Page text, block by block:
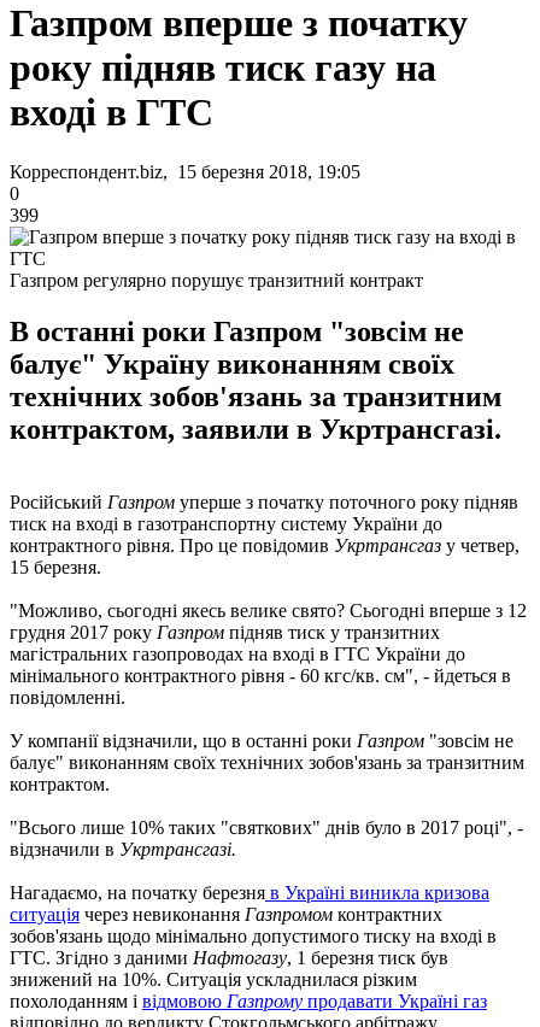
Газпром вперше з початку
року підняв тиск газу на
вході в ГТС
Корреспондент.biz, 15 березня 2018, 19:05
0
399
Газпром регулярно порушує транзитний контракт
В останні роки Газпром "зовсім не
балує" Україну виконанням своїх
технічних зобов'язань за транзитним
контрактом, заявили в Укртрансгазі.
Російський Газпром уперше з початку поточного року підняв
тиск на вході в газотранспортну систему України до
контрактного рівня. Про це повідомив Укртрансгаз у четвер,
15 березня.
"Можливо, сьогодні якесь велике свято? Сьогодні вперше з 12
грудня 2017 року Газпром підняв тиск у транзитних
магістральних газопроводах на вході в ГТС України до
мінімального контрактного рівня - 60 кгс/кв. см", - йдеться в
повідомленні.
У компанії відзначили, що в останні роки Газпром "зовсім не
балує" виконанням своїх технічних зобов'язань за транзитним
контрактом.
"Всього лише 10% таких "святкових" днів було в 2017 році", -
відзначили в Укртрансгазі.
Нагадаємо, на початку березня в Україні виникла кризова
ситуація через невиконання Газпромом контрактних
зобов'язань щодо мінімально допустимого тиску на вході в
ГТС. Згідно з даними Нафтогазу, 1 березня тиск був
знижений на 10%. Ситуація ускладнилася різким
похолоданням і відмовою Газпрому продавати Україні газ
відповідно до вердикту Стокгольмського арбітражу.